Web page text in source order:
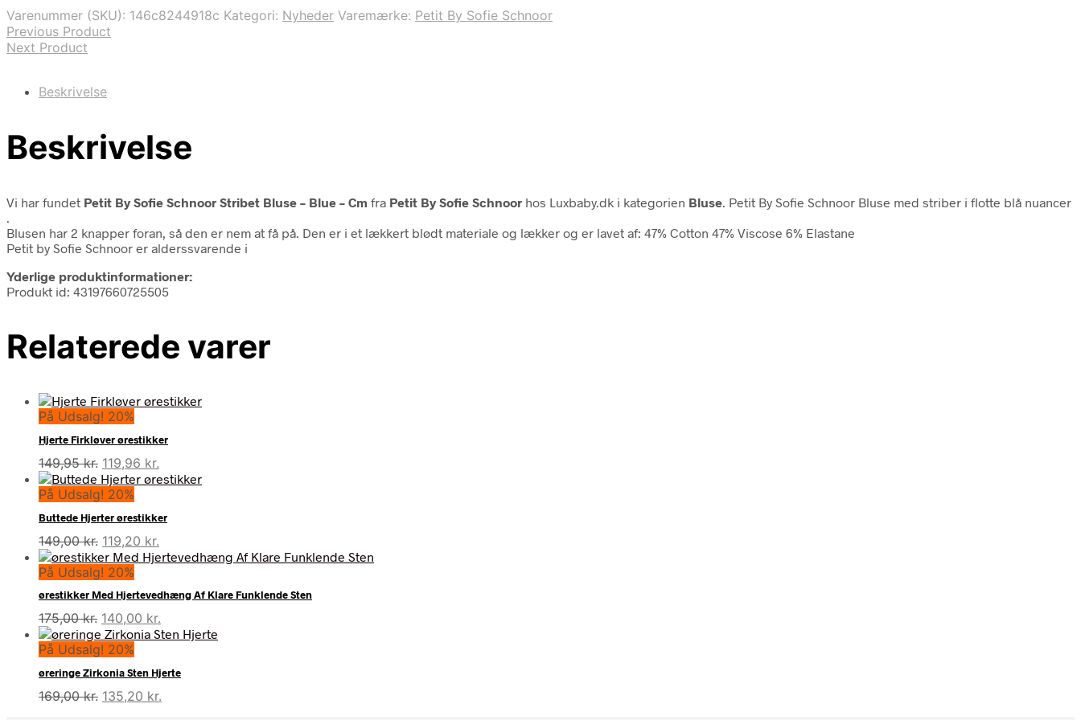
249,00 kr..74,70 kr..
Varenummer (SKU): 146c8244918c Kategori: Nyheder Varemærke: Petit By Sofie Schnoor
Previous Product
Next Product
Beskrivelse
Beskrivelse
Vi har fundet Petit By Sofie Schnoor Stribet Bluse – Blue – Cm fra Petit By Sofie Schnoor hos Luxbaby.dk i kategorien Bluse . Petit By Sofie Schnoor Bluse med striber i flotte blå nuancer
Blusen har 2 knapper foran, så den er nem at få på. Den er i et lækkert blødt materiale og lækker og er lavet af: 47% Cotton 47% Viscose 6% Elastane
Petit by Sofie Schnoor er alderssvarende i
Yderlige produktinformationer:
Produkt id: 43197660725505
Relaterede varer
På Udsalg! 20%
Hjerte Firkløver ørestikker
149,95kr. Den
oprindelige
pris
var:
149,95 kr..
119,96 kr.
aktuelle
119,96 kr..
På Udsalg! 20%
Buttede Hjerter ørestikker
149,00kr. Den
oprindelige
pris
var:
149,00 kr..
119,20 kr.
aktuelle
er:
119,20 kr..
På Udsalg! 20%
ørestikker Med Hjertevedhæng Af Klare Funklende Sten
175,00kr. Den
oprindelige
pris
var:
175,00 kr..
140,00 kr.
aktuelle
er:
140,00 kr..
På Udsalg! 20%
øreringe Zirkonia Sten Hjerte
169,00kr. Den
135,20 kr.